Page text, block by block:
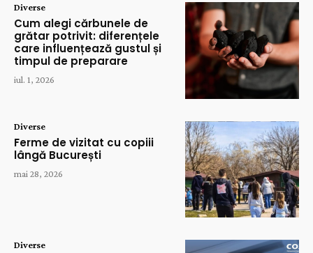
Diverse
Cum alegi cărbunele de
grătar potrivit: diferențele
care influențează gustul și
timpul de preparare
iul. 1, 2026
Diverse
Ferme de vizitat cu copiii
lângă București
mai 28, 2026
Diverse